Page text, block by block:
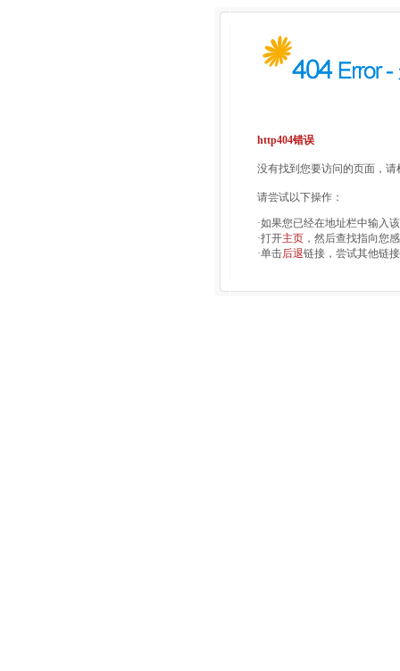
http404错误
没有找到您要访问的页面，
请尝试以下操作：
·如果您已经在地址栏中输入
·打开主页 ，然后查找指向您
·单击后退链接，尝试其他链